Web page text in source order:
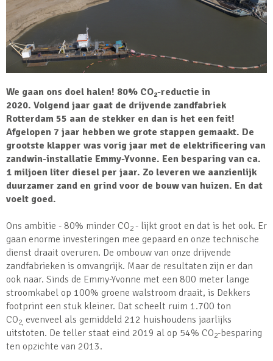
We gaan ons doel halen! 80% CO2-reductie in
2020. Volgend jaar gaat de drijvende zandfabriek
Rotterdam 55 aan de stekker en dan is het een feit!
Afgelopen 7 jaar hebben we grote stappen gemaakt. De
grootste klapper was vorig jaar met de elektrificering van
zandwin-installatie Emmy-Yvonne. Een besparing van ca.
1 miljoen liter diesel per jaar. Zo leveren we aanzienlijk
duurzamer zand en grind voor de bouw van huizen. En dat
voelt goed.
Ons ambitie - 80% minder CO2 - lijkt groot en dat is het ook. Er
gaan enorme investeringen mee gepaard en onze technische
dienst draait overuren. De ombouw van onze drijvende
zandfabrieken is omvangrijk. Maar de resultaten zijn er dan
ook naar. Sinds de Emmy-Yvonne met een 800 meter lange
stroomkabel op 100% groene walstroom draait, is Dekkers
footprint een stuk kleiner. Dat scheelt ruim 1.700 ton
CO2, evenveel als gemiddeld 212 huishoudens jaarlijks
uitstoten. De teller staat eind 2019 al op 54% CO2-besparing
ten opzichte van 2013.